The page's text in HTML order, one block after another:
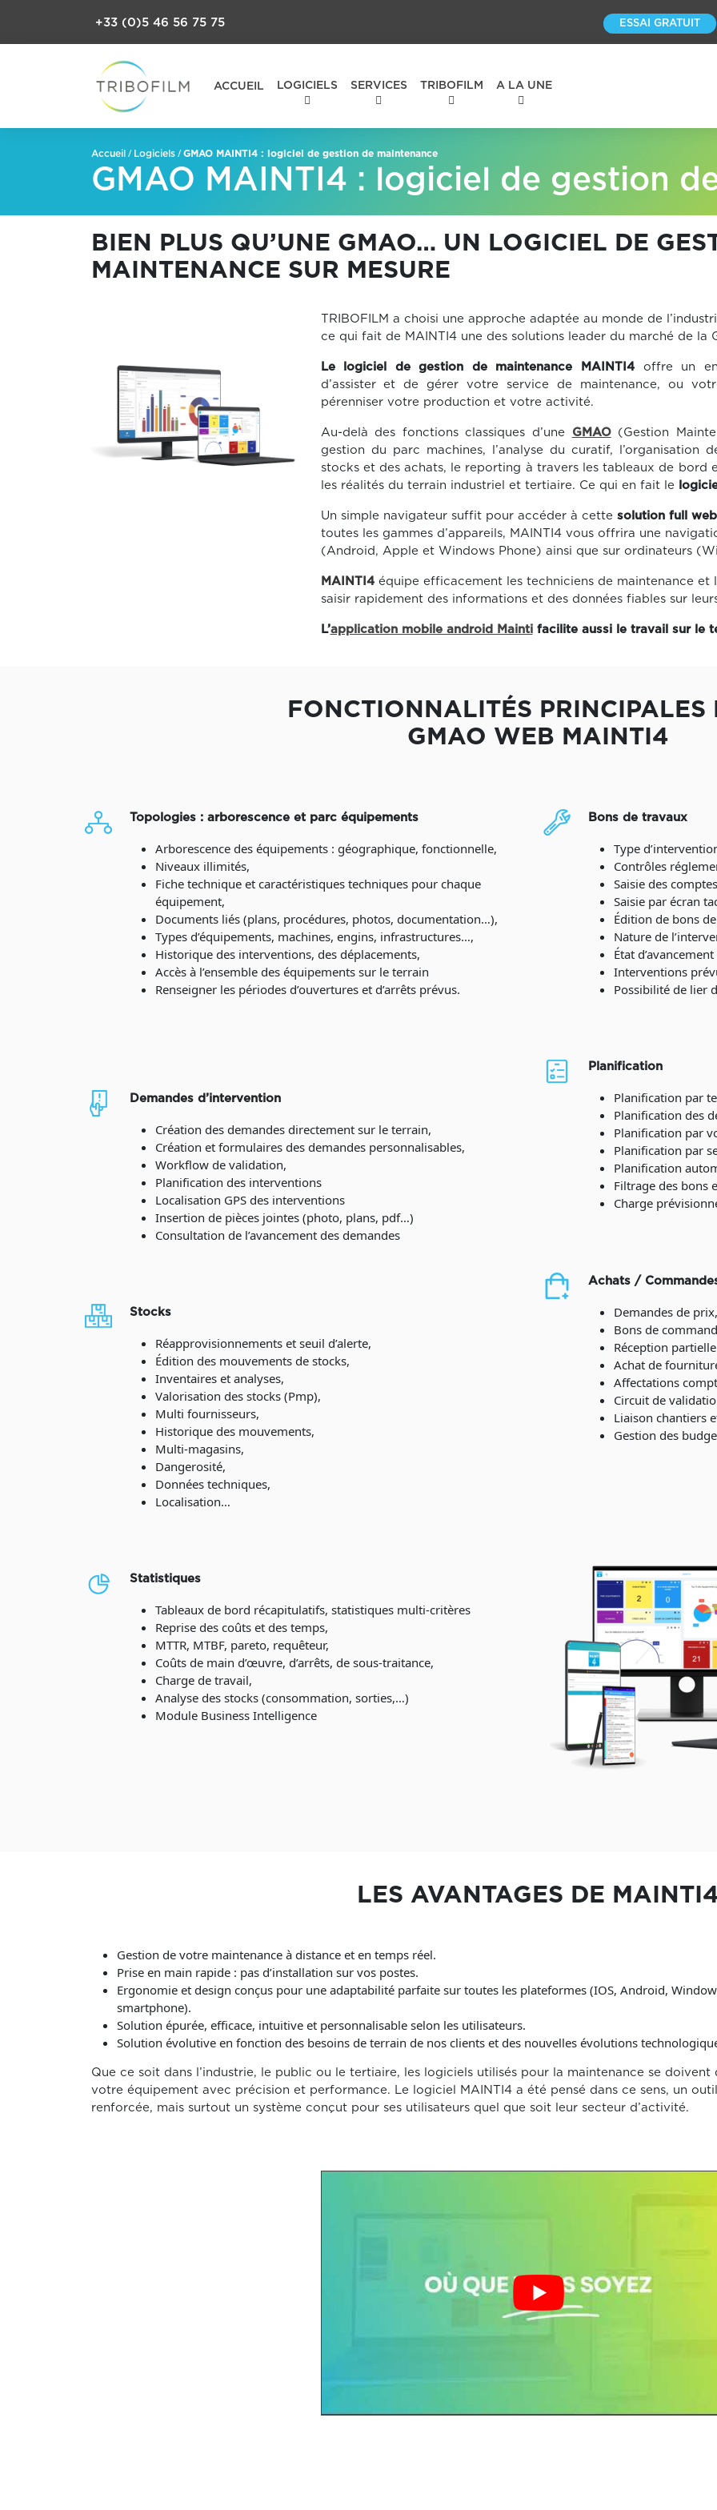
+33 (0)5 46 56 75 75 ESSAI GRATUIT
ACCUEIL LOGICIELS SERVICES TRIBOFILM A LA UNE
Accueil / Logiciels /GMAO MAINTI4 : logiciel de gestion de maintenance
GMAO MAINTI4 : logiciel de gestion
BIEN PLUS QU’UNE GMAO… UN LOGICIEL DE
MAINTENANCE SUR MESURE
TRIBOFILM a choisi une approche adaptée au monde de
ce qui fait de MAINTI4 une des solutions leader du marché de la
Le logiciel de gestion de maintenance MAINTI4offre un
d’assister et de gérer votre service de maintenance, ou
pérenniser votre production et votre activité.
Au-delà des fonctions classiques d’une GMAO(Gestion
gestion du parc machines, l’analyse du curatif, l’organisation
stocks et des achats, le reporting à travers les tableaux de bord
les réalités du terrain industriel et tertiaire. Ce qui en fait le
Un simple navigateur suffit pour accéder à cette solution full web
toutes les gammes d’appareils, MAINTI4 vous offrira une
(Android, Apple et Windows Phone) ainsi que sur ordinateurs
MAINTI4équipe efficacement les techniciens de maintenance et
saisir rapidement des informations et des données fiables sur
L’application mobile android Maintifacilite aussi le travail sur le
FONCTIONNALITÉS PRINCIPALES
GMAO WEB MAINTI4
Topologies : arborescence et parc équipements
Arborescence des équipements : géographique, fonctionnelle,
Niveaux illimités,
Fiche technique et caractéristiques techniques pour chaque
équipement,
Documents liés (plans, procédures, photos, documentation…),
Types d’équipements, machines, engins, infrastructures…,
Historique des interventions, des déplacements,
Accès à l’ensemble des équipements sur le terrain
Renseigner les périodes d’ouvertures et d’arrêts prévus.
Demandes d’intervention
Création des demandes directement sur le terrain,
Création et formulaires des demandes personnalisables,
Workflow de validation,
Planification des interventions
Localisation GPS des interventions
Insertion de pièces jointes (photo, plans, pdf…)
Consultation de l’avancement des demandes
Stocks
Réapprovisionnements et seuil d’alerte,
Édition des mouvements de stocks,
Inventaires et analyses,
Valorisation des stocks (Pmp),
Multi fournisseurs,
Historique des mouvements,
Multi-magasins,
Dangerosité,
Données techniques,
Localisation…
Statistiques
Tableaux de bord récapitulatifs, statistiques multi-critères
Reprise des coûts et des temps,
MTTR, MTBF, pareto, requêteur,
Coûts de main d’œuvre, d’arrêts, de sous-traitance,
Charge de travail,
Analyse des stocks (consommation, sorties,…)
Module Business Intelligence
Bons de travaux
Type
Contrôles
Saisie des
Saisie par écran
Édition de bons
Nature de
État
Interventions
Possibilité de lier
Planification
Planification par
Planification des
Planification par
Planification par
Planification
Filtrage des bons
Charge
Achats /
Demandes de
Bons de
Réception
Achat de
Affectations
Circuit de
Liaison chantiers
Gestion des
LES AVANTAGES DE
Gestion de votre maintenance à distance et en temps réel.
Prise en main rapide : pas d’installation sur vos postes.
Ergonomie et design conçus pour une adaptabilité parfaite sur toutes les plateformes (IOS, Android,
smartphone).
Solution épurée, efficace, intuitive et personnalisable selon les utilisateurs.
Solution évolutive en fonction des besoins de terrain de nos clients et des nouvelles évolutions
Que ce soit dans l’industrie, le public ou le tertiaire, les logiciels utilisés pour la maintenance se
votre équipement avec précision et performance. Le logiciel MAINTI4 a été pensé dans ce sens, un
renforcée, mais surtout un système conçut pour ses utilisateurs quel que soit leur secteur d’activité.